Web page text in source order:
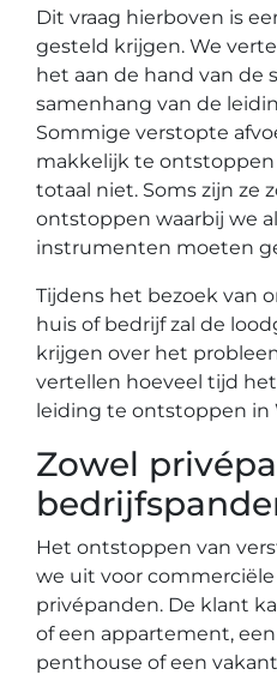
Dit vraag hierboven is
gesteld krijgen. We
het aan de hand van de
samenhang van de
Sommige verstopte
makkelijk te
totaal niet. Soms zijn ze
ontstoppen waarbij we
instrumenten moeten
Tijdens het bezoek van
huis of bedrijf zal de
krijgen over het
vertellen hoeveel tijd
leiding te ontstoppen in
Zowel
Het ontstoppen van
we uit voor
privépanden. De klant
of een appartement,
penthouse of een